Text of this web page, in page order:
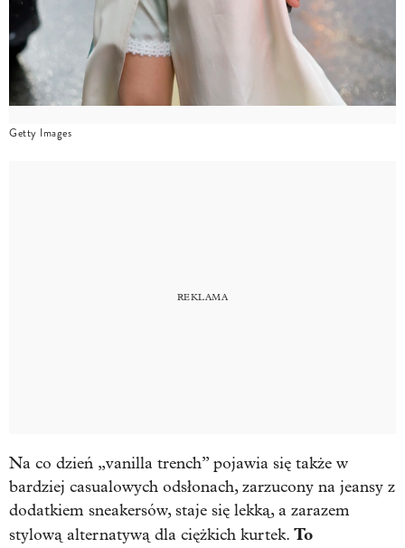
Getty Images
Na co dzień „vanilla trench” pojawia się także w
bardziej casualowych odsłonach, zarzucony na jeansy z
dodatkiem sneakersów, staje się lekką, a zarazem
stylową alternatywą dla ciężkich kurtek. To